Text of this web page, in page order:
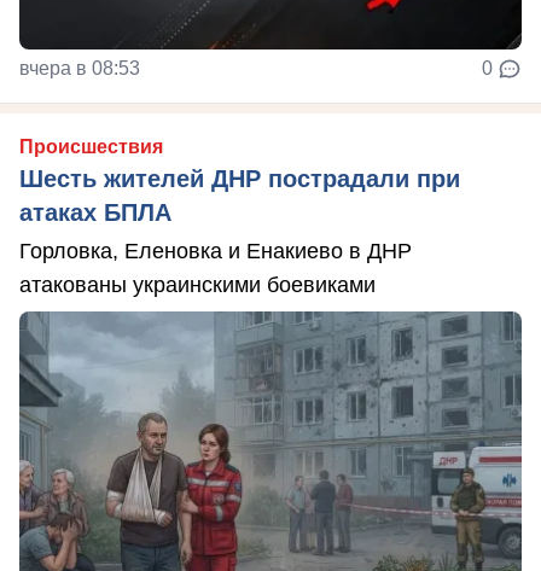
вчера в 08:53 0
Происшествия
Шесть жителей ДНР пострадали при
атаках БПЛА
Горловка, Еленовка и Енакиево в ДНР
атакованы украинскими боевиками